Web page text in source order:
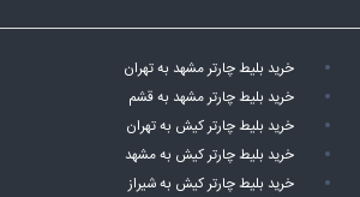
خرید بلیط چارتر مشهد به تهران
خرید بلیط چارتر مشهد به قشم
خرید بلیط چارتر کیش به تهران
خرید بلیط چارتر کیش به مشهد
خرید بلیط چارتر کیش به شیراز